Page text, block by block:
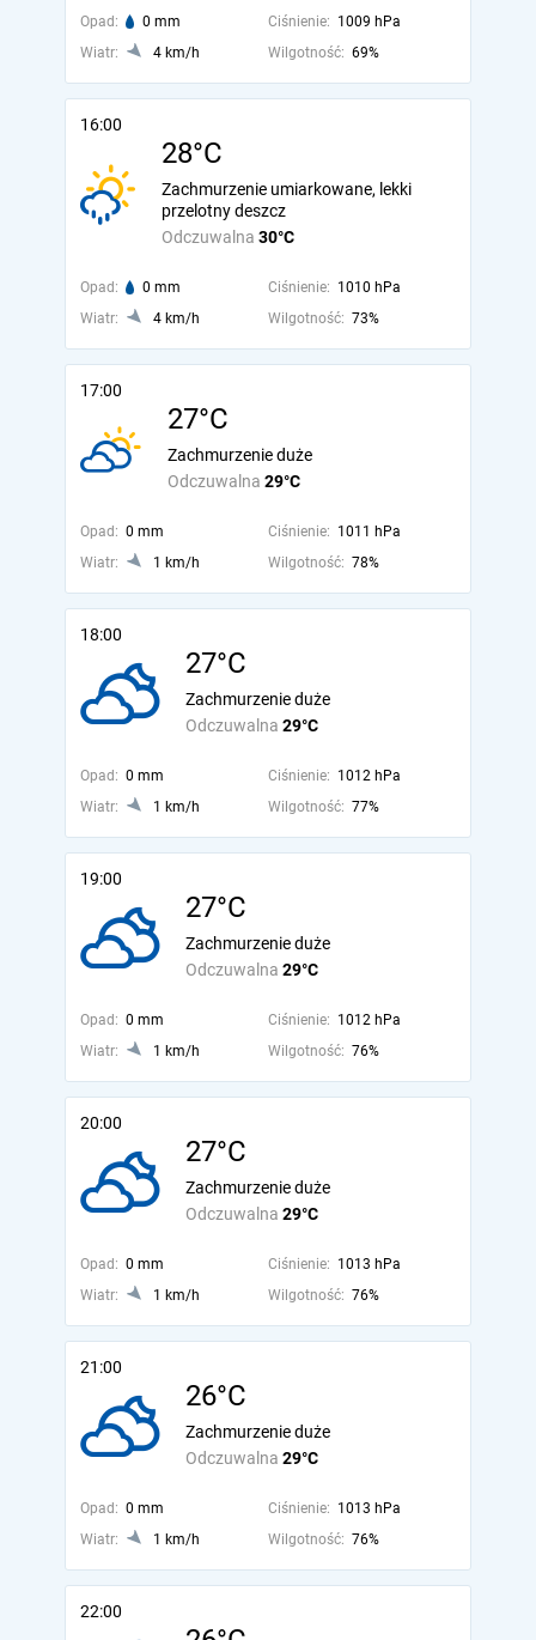
Opad: 0 mm Ciśnienie: 1009 hPa
Wiatr:
4 km/h Wilgotność: 69%
16:00
28°C
Odczuwalna 30°C
Zachmurzenie umiarkowane, lekki
przelotny deszcz
Opad: 0 mm Ciśnienie: 1010 hPa
Wiatr:
4 km/h Wilgotność: 73%
17:00
27°C
Odczuwalna 29°C
Zachmurzenie duże
Opad: 0 mm Ciśnienie: 1011 hPa
Wiatr:
1 km/h Wilgotność: 78%
18:00
27°C
Odczuwalna 29°C
Zachmurzenie duże
Opad: 0 mm Ciśnienie: 1012 hPa
Wiatr:
1 km/h Wilgotność: 77%
19:00
27°C
Odczuwalna 29°C
Zachmurzenie duże
Opad: 0 mm Ciśnienie: 1012 hPa
Wiatr:
1 km/h Wilgotność: 76%
20:00
27°C
Odczuwalna 29°C
Zachmurzenie duże
Opad: 0 mm Ciśnienie: 1013 hPa
Wiatr:
1 km/h Wilgotność: 76%
21:00
26°C
Odczuwalna 29°C
Zachmurzenie duże
Opad: 0 mm Ciśnienie: 1013 hPa
Wiatr:
1 km/h Wilgotność: 76%
22:00